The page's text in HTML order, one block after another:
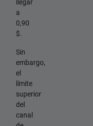
a
0,90
$.
Sin
embargo,
el
límite
superior
del
canal